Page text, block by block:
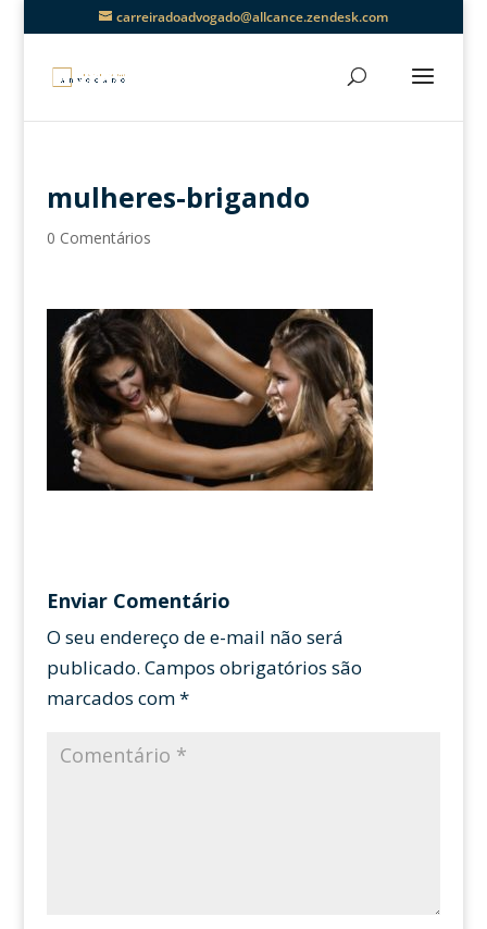
carreiradoadvogado@allcance.zendesk.com
mulheres-brigando
0 Comentários
Enviar Comentário
O seu endereço de e-mail não será
publicado. Campos obrigatórios são
marcados com*